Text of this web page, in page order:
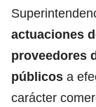
actuaciones
proveedores
públicos a
carácter